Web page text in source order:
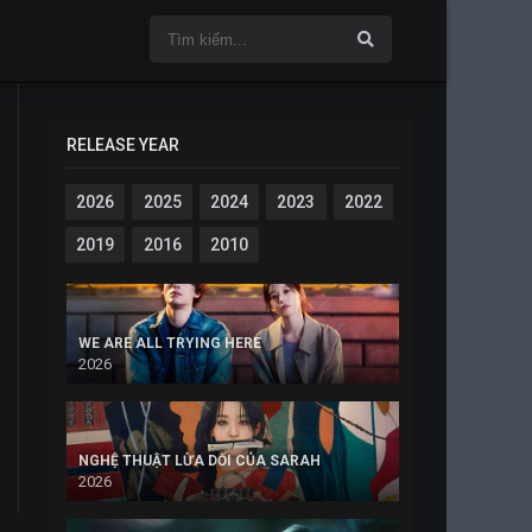
RELEASE YEAR
2026 2025 2024 2023 2022
2019 2016 2010
WE ARE ALL TRYING HERE
2026
NGHỆ THUẬT LỪA DỐI CỦA SARAH
2026